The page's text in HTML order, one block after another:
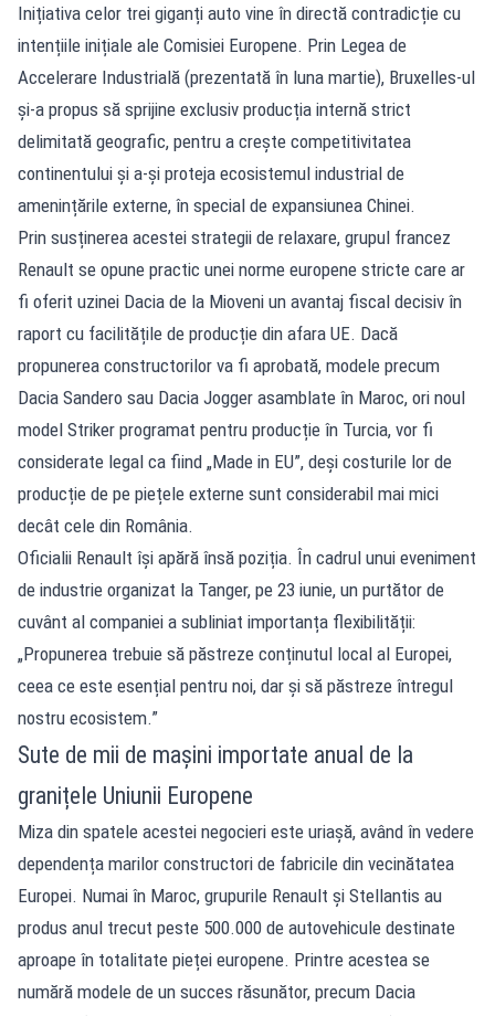
Inițiativa celor trei giganți auto vine în directă contradicție cu
intențiile inițiale ale Comisiei Europene. Prin Legea de
Accelerare Industrială (prezentată în luna martie), Bruxelles-ul
și-a propus să sprijine exclusiv producția internă strict
delimitată geografic, pentru a crește competitivitatea
continentului și a-și proteja ecosistemul industrial de
amenințările externe, în special de expansiunea Chinei.
Prin susținerea acestei strategii de relaxare, grupul francez
Renault se opune practic unei norme europene stricte care ar
fi oferit uzinei Dacia de la Mioveni un avantaj fiscal decisiv în
raport cu facilitățile de producție din afara UE. Dacă
propunerea constructorilor va fi aprobată, modele precum
Dacia Sandero sau Dacia Jogger asamblate în Maroc, ori noul
model Striker programat pentru producție în Turcia, vor fi
considerate legal ca fiind „Made in EU”, deși costurile lor de
producție de pe piețele externe sunt considerabil mai mici
decât cele din România.
Oficialii Renault își apără însă poziția. În cadrul unui eveniment
de industrie organizat la Tanger, pe 23 iunie, un purtător de
cuvânt al companiei a subliniat importanța flexibilității:
„Propunerea trebuie să păstreze conținutul local al Europei,
ceea ce este esențial pentru noi, dar și să păstreze întregul
nostru ecosistem.”
Sute de mii de mașini importate anual de la
granițele Uniunii Europene
Miza din spatele acestei negocieri este uriașă, având în vedere
dependența marilor constructori de fabricile din vecinătatea
Europei. Numai în Maroc, grupurile Renault și Stellantis au
produs anul trecut peste 500.000 de autovehicule destinate
aproape în totalitate pieței europene. Printre acestea se
numără modele de un succes răsunător, precum Dacia